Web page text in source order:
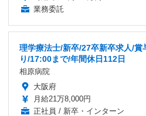
業務委託
理学療法士/新卒/27卒新卒求人/
り/17:00まで/年間休日112日
相原病院
大阪府
月給21万8,000円
正社員 / 新卒・インターン